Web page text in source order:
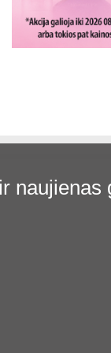
Į KREPŠELĮ
naujienas